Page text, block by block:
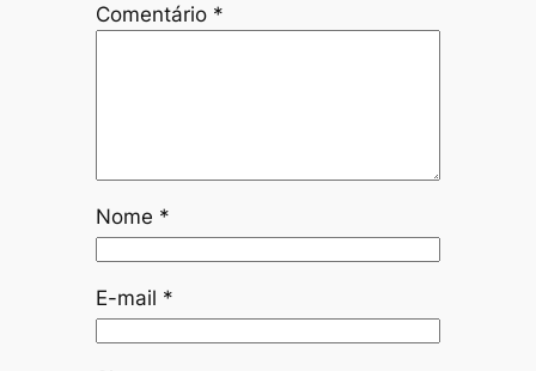
Comentário *
Nome *
E-mail *